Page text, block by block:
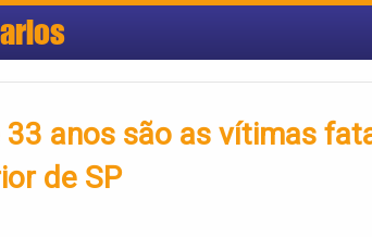
33 anos são as vítimas
de SP